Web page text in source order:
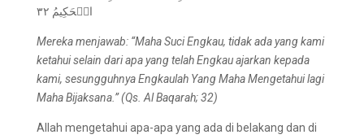
الۡحَكِيمُ ٣٢
Mereka menjawab: “Maha Suci Engkau, tidak ada yang kami
ketahui selain dari apa yang telah Engkau ajarkan kepada
kami, sesungguhnya Engkaulah Yang Maha Mengetahui lagi
Maha Bijaksana.” (Qs. Al Baqarah; 32)
Allah mengetahui apa-apa yang ada di belakang dan di